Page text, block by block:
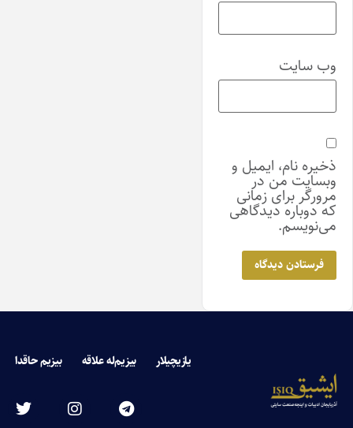
وب‌ سایت
ذخیره نام، ایمیل و
وبسایت من در
مرورگر برای زمانی
که دوباره دیدگاهی
می‌نویسم.
یازیچیلار بیزیم‌له علاقه بیزیم حاقدا